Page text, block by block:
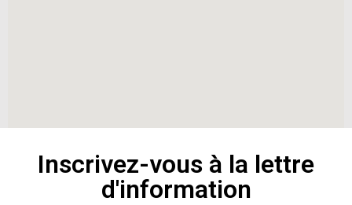
Inscrivez-vous à la lettre
d'information